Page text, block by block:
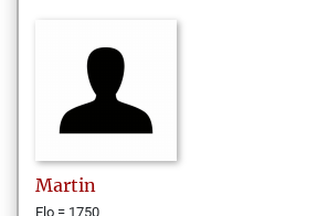
Martin
Elo = 1750